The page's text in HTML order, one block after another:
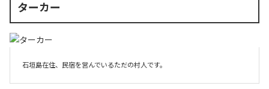
ターカー
石垣島在住、民宿を営んでいるただの村人です。